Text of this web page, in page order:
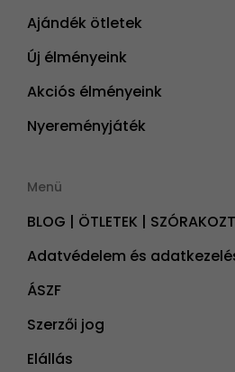
Ajándék ötletek
Új élményeink
Akciós élményeink
Nyereményjáték
Menü
BLOG | ÖTLETEK |
Adatvédelem és
ÁSZF
Szerzői jog
Elállás